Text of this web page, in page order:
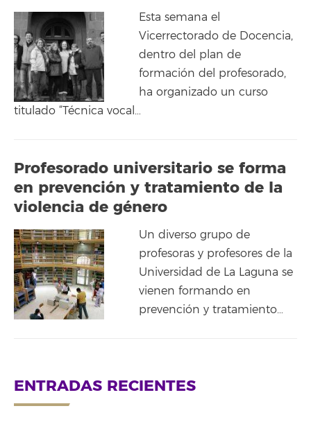
Esta semana el
Vicerrectorado de Docencia,
dentro del plan de
formación del profesorado,
ha organizado un curso
titulado “Técnica vocal…
Profesorado universitario se forma
en prevención y tratamiento de la
violencia de género
Un diverso grupo de
profesoras y profesores de la
Universidad de La Laguna se
vienen formando en
prevención y tratamiento…
ENTRADAS RECIENTES